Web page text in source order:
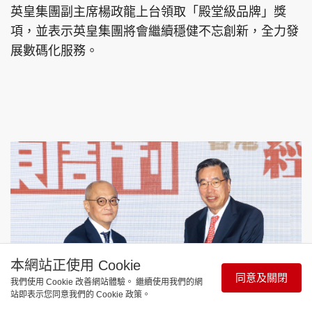
英皇集團副主席楊政龍上台領取「殿堂級品牌」獎
項，並表示英皇集團將會繼續穩健不忘創新，全力發
展數碼化服務。
本網站正使用 Cookie
我們使用 Cookie 改善網站體驗。 繼續使用我們的網
站即表示您同意我們的 Cookie 政策。
同意及關閉